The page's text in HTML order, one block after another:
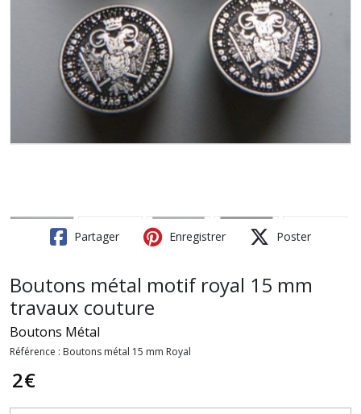
Partager Enregistrer Poster
Boutons métal motif royal 15 mm
travaux couture
Boutons Métal
Référence : Boutons métal 15 mm Royal
2€